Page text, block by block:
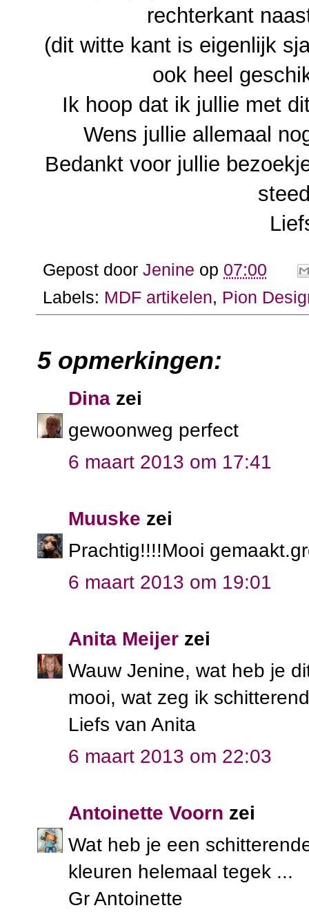
rechterkant
(dit witte kant is eigenlijk
ook heel
Ik hoop dat ik jullie met
Wens jullie allemaal
Bedankt voor jullie
Gepost door Jenine op 07:00
Labels: MDF artikelen, Pion
5 opmerkingen:
Dina zei
gewoonweg perfect
6 maart 2013 om 17:41
Muuske zei
Prachtig!!!!Mooi
6 maart 2013 om 19:01
Anita Meijer zei
Wauw Jenine, wat heb je
mooi, wat zeg ik
Liefs van Anita
6 maart 2013 om 22:03
Antoinette Voorn zei
Wat heb je een
kleuren helemaal tegek ...
Gr Antoinette